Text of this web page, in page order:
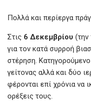
ce
b
o
o
k
tt
er
ail
Πολλά και περίεργα
Στις 6 Δεκεμβρίου (την
για τον κατά συρροή
στέρηση.
γείτονας αλλά και δύο
φέρονται επί χρόνια να
ορέξεις τους.